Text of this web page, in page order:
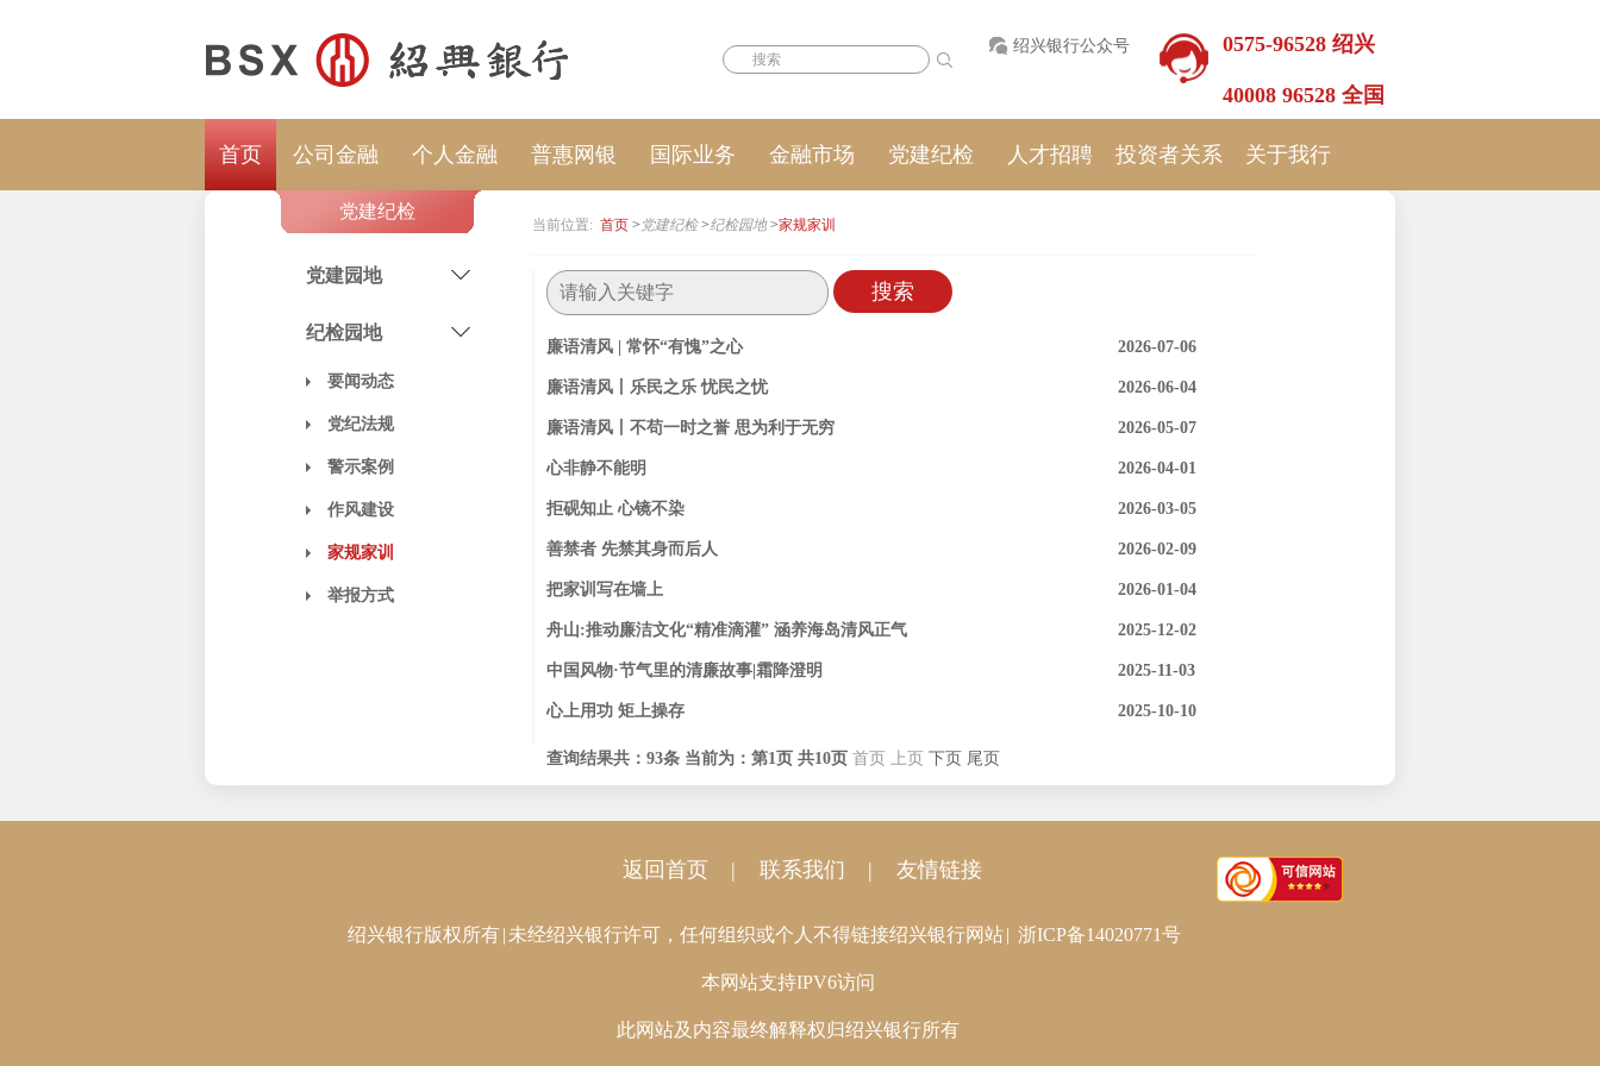
绍兴银行公众号 0575-96528 绍兴
40008 96528 全国
首页 公司金融 个人金融 普惠网银 国际业务 金融市场 党建纪检 人才招聘 投资者关系 关于我行
党建纪检
党建园地
纪检园地
要闻动态
党纪法规
警示案例
作风建设
家规家训
举报方式
当前位置: 首页 > 党建纪检 >纪检园地 >家规家训
查询结果共： 93条 当前为：第1页 共10页 首页 上页 下页 尾页
廉语清风 | 常怀“有愧”之心 2026-07-06
廉语清风丨乐民之乐 忧民之忧 2026-06-04
廉语清风丨不苟一时之誉 思为利于无穷 2026-05-07
心非静不能明 2026-04-01
拒砚知止 心镜不染 2026-03-05
善禁者 先禁其身而后人 2026-02-09
把家训写在墙上 2026-01-04
舟山:推动廉洁文化“精准滴灌” 涵养海岛清风正气 2025-12-02
中国风物·节气里的清廉故事|霜降澄明 2025-11-03
心上用功 矩上操存 2025-10-10
返回首页 | 联系我们 | 友情链接
绍兴银行版权所有| 未经绍兴银行许可，任何组织或个人不得链接绍兴银行网站| 浙ICP备14020771号
本网站支持IPV6访问
此网站及内容最终解释权归绍兴银行所有